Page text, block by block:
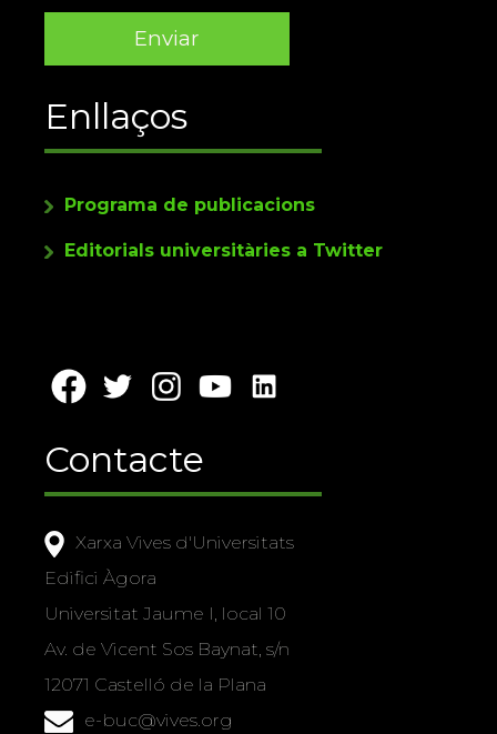
Enllaços
Programa de publicacions
Editorials universitàries a Twitter
Contacte
Xarxa Vives d'Universitats
Edifici Àgora
Universitat Jaume I, local 10
Av. de Vicent Sos Baynat, s/n
12071 Castelló de la Plana
e-buc@vives.org